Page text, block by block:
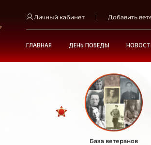
Личный кабинет Добавить
ГЛАВНАЯ ДЕНЬ ПОБЕДЫ
База ветеранов